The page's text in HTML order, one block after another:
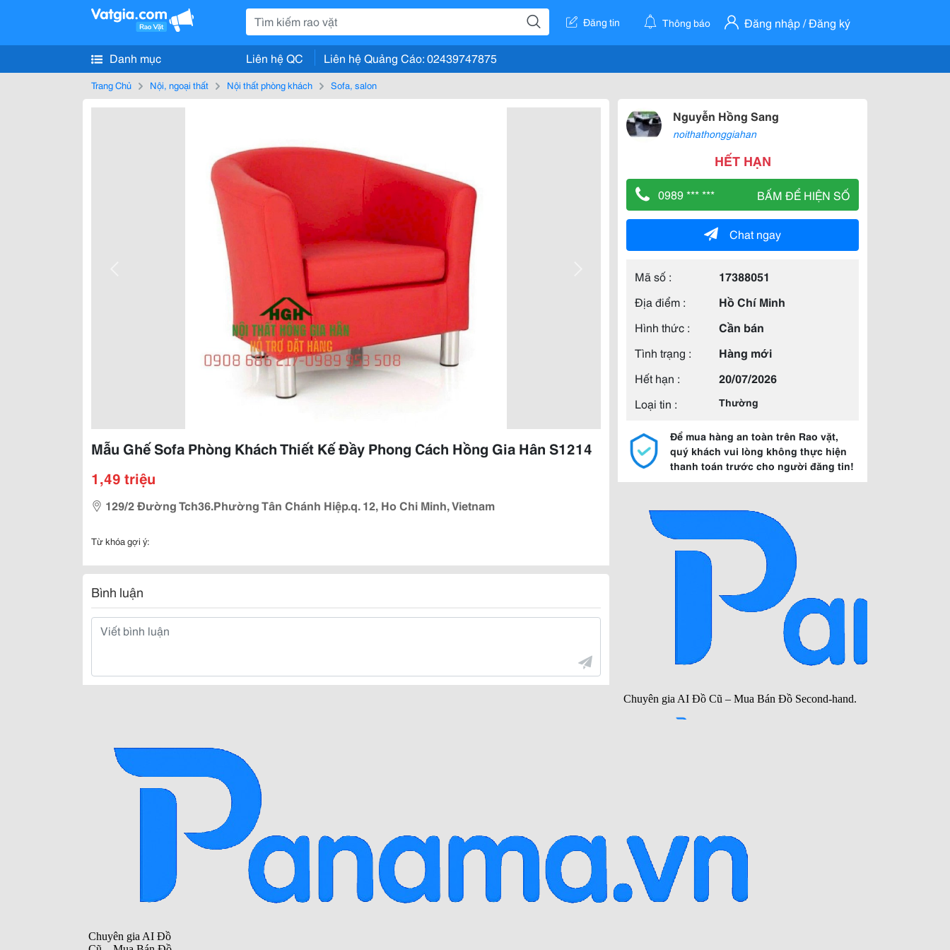
Đăng tin Thông báo Đăng nhập / Đăng ký
Danh mục Liên hệ QC Liên hệ Quảng Cáo: 02439747875
Trang Chủ Nội, ngoại thất Nội thất phòng khách Sofa, salon
Mẫu Ghế Sofa Phòng Khách Thiết Kế Đầy Phong Cách Hồng Gia Hân S1214
1,49 triệu
129/2 Đường Tch36.Phường Tân Chánh Hiệp.q. 12, Ho Chi Minh, Vietnam
Từ khóa gợi ý:
Bình luận
Nguyễn Hồng Sang
noithathonggiahan
HẾT HẠN
0989 *** *** BẤM ĐỂ HIỆN SỐ
Chat ngay
Mã số :
17388051
Địa điểm :
Hồ Chí Minh
Hình thức :
Cần bán
Tình trạng :
Hàng mới
Hết hạn :
20/07/2026
Loại tin :
Thường
Để mua hàng an toàn trên Rao vặt,
quý khách vui lòng không thực hiện
thanh toán trước cho người đăng tin!